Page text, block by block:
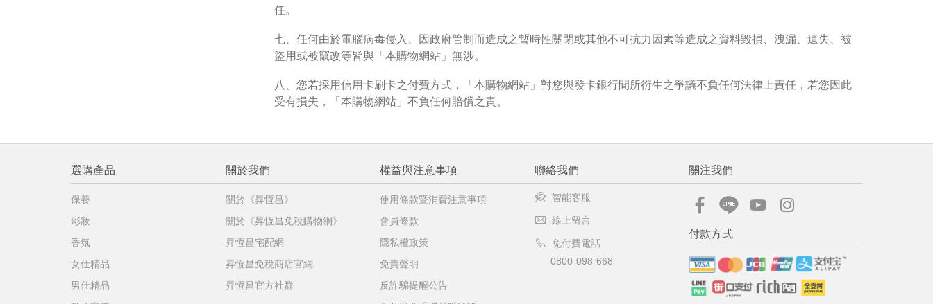
免稅品線上預訂服務限
不同機場的下單時間皆不相同，細節或訂購流程指引，請瀏覽
明
。
任。
七、任何由於電腦病毒侵入、因政府管制而造成之暫時性關閉或其他不可抗力因素等造成之資料毀損、洩漏、遺失、被
盜用或被竄改等皆與「本購物網站」無涉。
八、您若採用信用卡刷卡之付費方式，「本購物網站」對您與發卡銀行間所衍生之爭議不負任何法律上責任，若您因此
受有損失，「本購物網站」不負任何賠償之責。
選購產品
保養
彩妝
香氛
女仕精品
男仕精品
關於我們
關於《昇恆昌》
關於《昇恆昌免稅購物網》
昇恆昌宅配網
昇恆昌免稅商店官網
昇恆昌官方社群
權益與注意事項
使用條款暨消費注意事項
會員條款
隱私權政策
免責聲明
反詐騙提醒公告
聯絡我們
智能客服
線上留言
免付費電話
0800-098-668
關注我們
付款方式